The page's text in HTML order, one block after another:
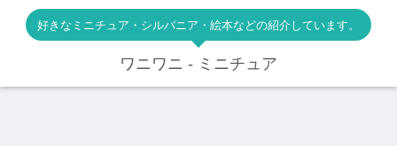
好きなミニチュア・シルバニア・絵本などの紹介しています。
ワニワニ - ミニチュア